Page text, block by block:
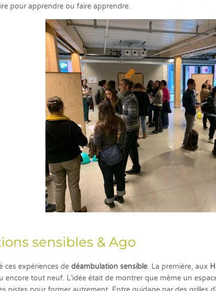
pour apprendre ou faire apprendre.
sensibles & Ago
ces expériences dedéambulation sensible. La première, aux
encore tout neuf. L’idée était de montrer que même un